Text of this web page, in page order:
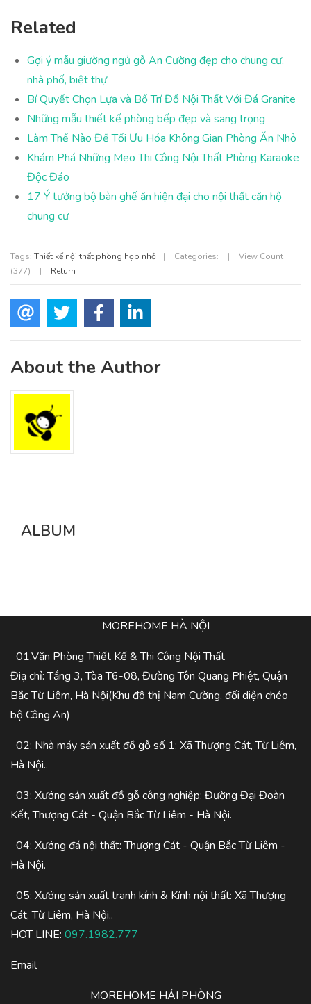
Related
Gợi ý mẫu giường ngủ gỗ An Cường đẹp cho chung cư,
nhà phố, biệt thự
Bí Quyết Chọn Lựa và Bố Trí Đồ Nội Thất Với Đá Granite
Những mẫu thiết kế phòng bếp đẹp và sang trọng
Làm Thế Nào Để Tối Ưu Hóa Không Gian Phòng Ăn Nhỏ
Khám Phá Những Mẹo Thi Công Nội Thất Phòng Karaoke
Độc Đáo
17 Ý tưởng bộ bàn ghế ăn hiện đại cho nội thất căn hộ
chung cư
Tags: Thiết kế nội thất phòng họp nhỏ | Categories: |
View Count
(377)
| Return
About the Author
ALBUM
MOREHOME HÀ NỘI
01.Văn Phòng Thiết Kế & Thi Công Nội Thất
Điạ chỉ: Tầng 3, Tòa T6-08, Đường Tôn Quang Phiệt, Quận
Bắc Từ Liêm, Hà Nội(Khu đô thị Nam Cường, đối diện chéo
bộ Công An)
02: Nhà máy sản xuất đồ gỗ số 1: Xã Thượng Cát, Từ Liêm,
Hà Nội..
03: Xưởng sản xuất đồ gỗ công nghiệp: Đường Đại Đoàn
Kết, Thượng Cát - Quận Bắc Từ Liêm - Hà Nội.
04: Xưởng đá nội thất: Thượng Cát - Quận Bắc Từ Liêm -
Hà Nội.
05: Xưởng sản xuất tranh kính & Kính nội thất: Xã Thượng
Cát, Từ Liêm, Hà Nội..
HOT LINE: 097.1982.777
Email
MOREHOME HẢI PHÒNG